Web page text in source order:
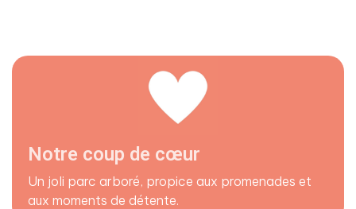
Notre coup de cœur
Un joli parc arboré, propice aux promenades et
aux moments de détente.